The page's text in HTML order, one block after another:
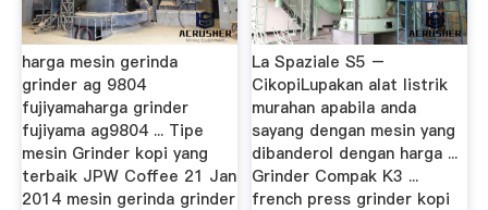
harga mesin gerinda
grinder ag 9804
fujiyamaharga grinder
fujiyama ag9804 ... Tipe
mesin Grinder kopi yang
terbaik JPW Coffee 21 Jan
2014 mesin gerinda grinder
La Spaziale S5 –
CikopiLupakan alat listrik
murahan apabila anda
sayang dengan mesin yang
dibanderol dengan harga ...
Grinder Compak K3 ...
french press grinder kopi